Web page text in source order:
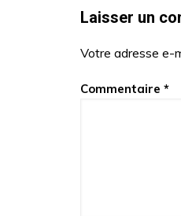
Laisser un
Votre adresse e-
Commentaire *